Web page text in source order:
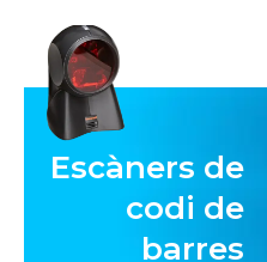
Escàners de
codi de
barres